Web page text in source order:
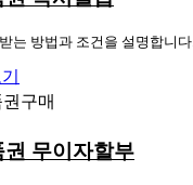
는 방법과 조건을 설명합니다.
구매
무이자할부